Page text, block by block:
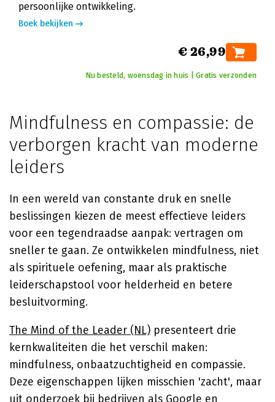
persoonlijke ontwikkeling.
Boek bekijken
€ 26,99
Nu besteld, woensdag in huis | Gratis verzonden
Mindfulness en compassie: de
verborgen kracht van moderne
leiders
In een wereld van constante druk en snelle
beslissingen kiezen de meest effectieve leiders
voor een tegendraadse aanpak: vertragen om
sneller te gaan. Ze ontwikkelen mindfulness, niet
als spirituele oefening, maar als praktische
leiderschapstool voor helderheid en betere
besluitvorming.
The Mind of the Leader (NL) presenteert drie
kernkwaliteiten die het verschil maken:
mindfulness, onbaatzuchtigheid en compassie.
Deze eigenschappen lijken misschien 'zacht', maar
uit onderzoek bij bedrijven als Google en